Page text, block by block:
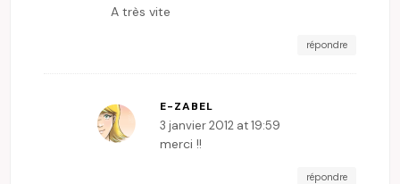
A très vite
répondre
E-ZABEL
3 janvier 2012 at 19:59
merci !!
répondre